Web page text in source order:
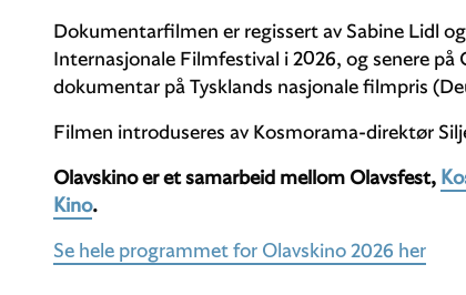
Dokumentarfilmen er regissert av Sabine Lidl
Internasjonale Filmfestival i 2026, og senere
dokumentar på Tysklands nasjonale filmpris
Filmen introduseres av Kosmorama-direktør
Olavskino er et samarbeid mellom Olavsfest,
Kino.
Se hele programmet for Olavskino 2026 her